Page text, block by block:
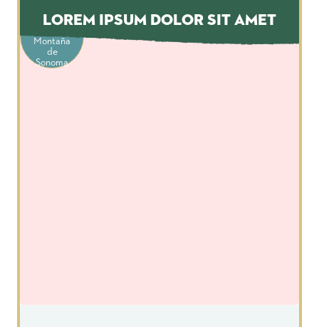
Lorem Ipsum Dolor Sit Amet
Vernales
Montaña
de
Sonoma